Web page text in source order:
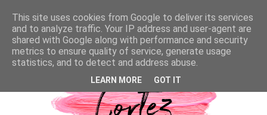
This site uses cookies from Google to deliver its services
and to analyze traffic. Your IP address and user-agent are
shared with Google along with performance and security
metrics to ensure quality of service, generate usage
statistics, and to detect and address abuse.
LEARN MORE GOT IT